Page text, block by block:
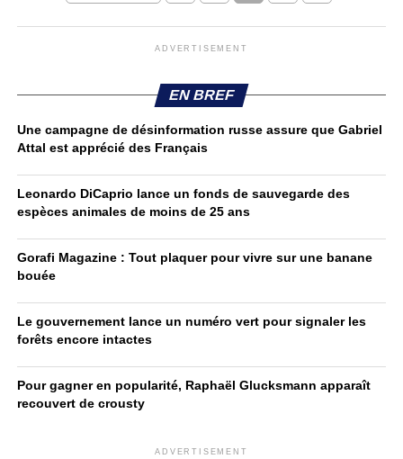
ADVERTISEMENT
EN BREF
Une campagne de désinformation russe assure que Gabriel
Attal est apprécié des Français
Leonardo DiCaprio lance un fonds de sauvegarde des
espèces animales de moins de 25 ans
Gorafi Magazine : Tout plaquer pour vivre sur une banane
bouée
Le gouvernement lance un numéro vert pour signaler les
forêts encore intactes
Pour gagner en popularité, Raphaël Glucksmann apparaît
recouvert de crousty
ADVERTISEMENT